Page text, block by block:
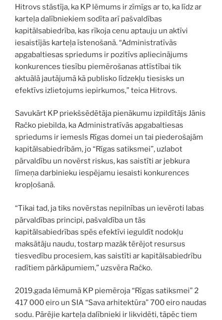
Hitrovs stāstīja, ka KP lēmums ir zīmīgs ar to, ka līdz ar
karteļa dalībniekiem sodīta arī pašvaldības
kapitālsabiedrība, kas rīkoja cenu aptauju un aktīvi
iesaistījās karteļa īstenošanā. “Administratīvās
apgabaltiesas spriedums ir pozitīvs apliecinājums
konkurences tiesību piemērošanas attīstībai tik
aktuālā jautājumā kā publisko līdzekļu tiesisks un
efektīvs izlietojums iepirkumos,” teica Hitrovs.
Savukārt KP priekšsēdētāja pienākumu izpildītājs Jānis
Račko piebilda, ka Administratīvās apgabaltiesas
spriedums ir iemesls Rīgas domei un tai piederošajām
kapitālsabiedrībām, jo “Rīgas satiksmei”, uzlabot
pārvaldību un novērst riskus, kas saistīti ar jebkura
līmeņa darbinieku iespējamu iesaisti konkurences
kropļošanā.
“Tikai tad, ja tiks novērstas nepilnības un ievēroti labas
pārvaldības principi, pašvaldība un tās
kapitālsabiedrības spēs efektīvi ieguldīt nodokļu
maksātāju naudu, tostarp mazāk tērējot resursus
tiesvedību procesiem, kas saistīti ar kapitālsabiedrību
radītiem pārkāpumiem,” uzsvēra Račko.
2019.gada lēmumā KP piemēroja “Rīgas satiksmei” 2
417 000 eiro un SIA “Sava arhitektūra” 700 eiro naudas
sodu. Pārējie karteļa dalībnieki ir likvidēti, tāpēc tiem